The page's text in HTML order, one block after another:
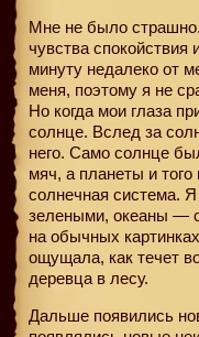
Мне не было
чувства
минуту недалеко от
меня, поэтому я не
Но когда мои глаза
солнце. Вслед за
него. Само солнце
мяч, а планеты и
солнечная система.
зелеными, океаны —
на обычных
ощущала, как течет
деревца в лесу.
Дальше появились